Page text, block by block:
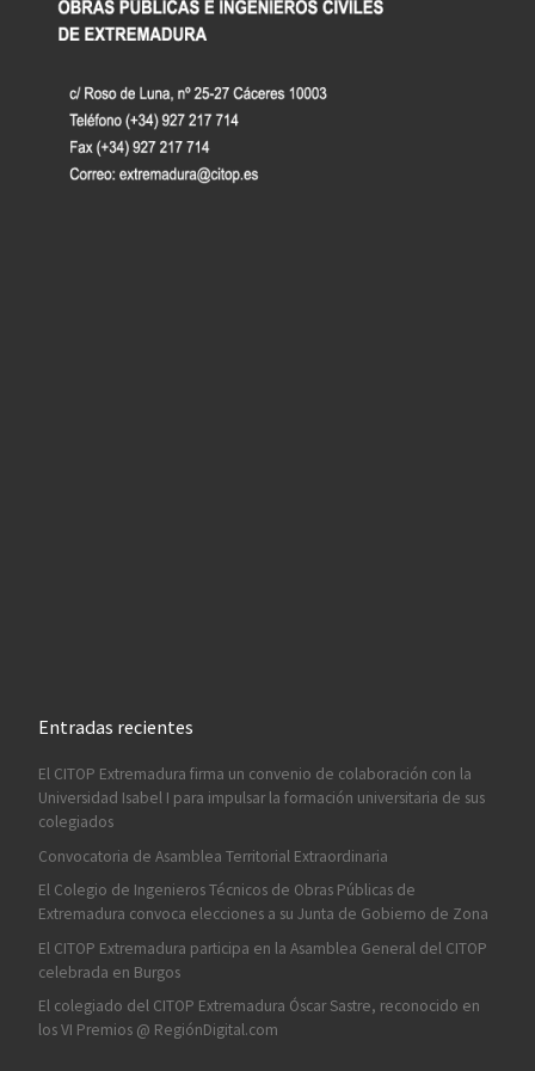
Entradas recientes
El CITOP Extremadura firma un convenio de colaboración con la
Universidad Isabel I para impulsar la formación universitaria de sus
colegiados
Convocatoria de Asamblea Territorial Extraordinaria
El Colegio de Ingenieros Técnicos de Obras Públicas de
Extremadura convoca elecciones a su Junta de Gobierno de Zona
El CITOP Extremadura participa en la Asamblea General del CITOP
celebrada en Burgos
El colegiado del CITOP Extremadura Óscar Sastre, reconocido en
los VI Premios @ RegiónDigital.com